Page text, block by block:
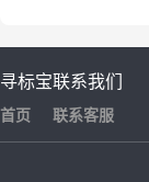
寻标宝
首页
联系我们
联系客服